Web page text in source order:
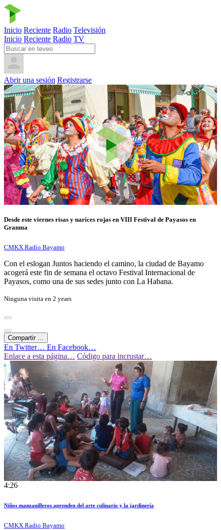
Inicio Reciente Radio Televisión
Inicio Reciente Radio TV
Abrir una sesión Registrarse
Desde este viernes risas y narices rojas en VIII Festival de Payasos en
Granma
CMKX Radio Bayamo
Con el eslogan Juntos haciendo el camino, la ciudad de Bayamo
acogerá este fin de semana el octavo Festival Internacional de
Payasos, como una de sus sedes junto con La Habana.
Ninguna visita en 2 years
Compartir …
En Twitter… En Facebook…
Enlace a esta página… Código para incrustar…
4:26
Niños manzanilleros aprenden del arte culinario y la jardinería
CMKX Radio Bayamo